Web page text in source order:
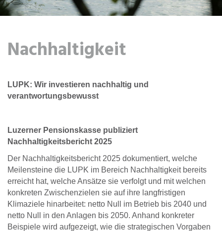
Nachhaltigkeit
LUPK: Wir investieren nachhaltig und
verantwortungsbewusst
Luzerner Pensionskasse publiziert
Nachhaltigkeitsbericht 2025
Der Nachhaltigkeitsbericht 2025 dokumentiert, welche
Meilensteine die LUPK im Bereich Nachhaltigkeit bereits
erreicht hat, welche Ansätze sie verfolgt und mit welchen
konkreten Zwischenzielen sie auf ihre langfristigen
Klimaziele hinarbeitet: netto Null im Betrieb bis 2040 und
netto Null in den Anlagen bis 2050. Anhand konkreter
Beispiele wird aufgezeigt, wie die strategischen Vorgaben